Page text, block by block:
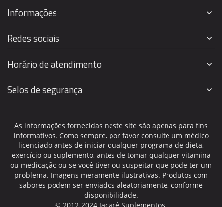
Informações
Redes sociais
Horário de atendimento
Selos de segurança
As informações fornecidas neste site são apenas para fins
informativos. Como sempre, por favor consulte um médico
licenciado antes de iniciar qualquer programa de dieta,
exercício ou suplemento, antes de tomar qualquer vitamina
ou medicação ou se você tiver ou suspeitar que pode ter um
problema. Imagens meramente ilustrativas. Produtos com
sabores podem ser enviados aleatoriamente, conforme
disponibilidade.
© 2012-2024 Jacaré Suplementos.